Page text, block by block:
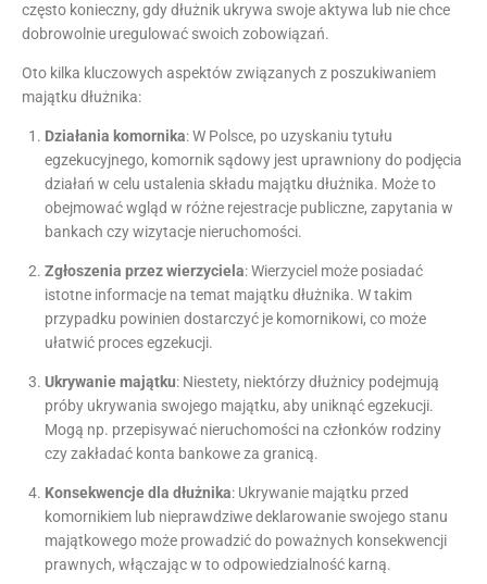
często konieczny, gdy dłużnik ukrywa swoje aktywa lub nie chce
dobrowolnie uregulować swoich zobowiązań.
Oto kilka kluczowych aspektów związanych z poszukiwaniem
majątku dłużnika:
Działania komornika: W Polsce, po uzyskaniu tytułu
egzekucyjnego, komornik sądowy jest uprawniony do podjęcia
działań w celu ustalenia składu majątku dłużnika. Może to
obejmować wgląd w różne rejestracje publiczne, zapytania w
bankach czy wizytacje nieruchomości.
Zgłoszenia przez wierzyciela: Wierzyciel może posiadać
istotne informacje na temat majątku dłużnika. W takim
przypadku powinien dostarczyć je komornikowi, co może
ułatwić proces egzekucji.
Ukrywanie majątku: Niestety, niektórzy dłużnicy podejmują
próby ukrywania swojego majątku, aby uniknąć egzekucji.
Mogą np. przepisywać nieruchomości na członków rodziny
czy zakładać konta bankowe za granicą.
Konsekwencje dla dłużnika: Ukrywanie majątku przed
komornikiem lub nieprawdziwe deklarowanie swojego stanu
majątkowego może prowadzić do poważnych konsekwencji
prawnych, włączając w to odpowiedzialność karną.